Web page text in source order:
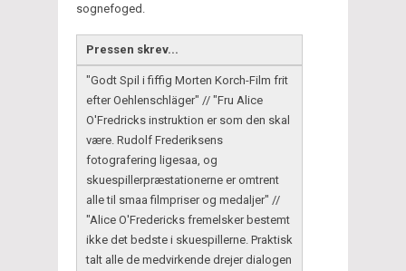
sognefoged.
Pressen skrev...
"Godt Spil i fiffig Morten Korch-Film frit
efter Oehlenschläger" // "Fru Alice
O'Fredricks instruktion er som den skal
være. Rudolf Frederiksens
fotografering ligesaa, og
skuespillerpræstationerne er omtrent
alle til smaa filmpriser og medaljer" //
"Alice O'Fredericks fremelsker bestemt
ikke det bedste i skuespillerne. Praktisk
talt alle de medvirkende drejer dialogen